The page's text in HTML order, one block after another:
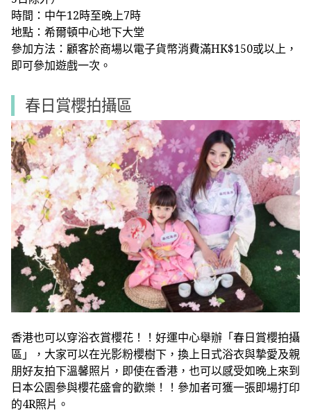
時間：中午12時至晚上7時
地點：希爾頓中心地下大堂
參加方法：顧客於商場以電子貨幣消費滿HK$150或以上，
即可參加遊戲一次。
春日賞櫻拍攝區
香港也可以穿浴衣賞櫻花！！好運中心舉辦「春日賞櫻拍攝
區」，大家可以在光影粉櫻樹下，換上日式浴衣與摯愛及親
朋好友拍下溫馨照片，即使在香港，也可以感受如晚上來到
日本公園參與櫻花盛會的歡樂！！參加者可獲一張即場打印
的4R照片。